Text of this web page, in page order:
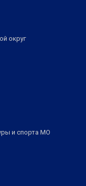
округ
и спорта МО